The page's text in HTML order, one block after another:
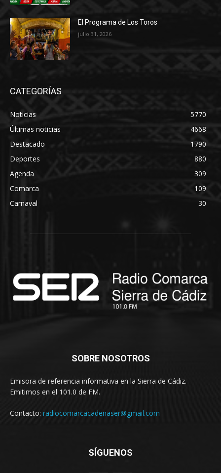
El Programa de Los Toros
julio 31, 2026
CATEGORÍAS
Noticias
5770
Últimas noticias
4668
Destacado
1790
Deportes
880
Agenda
309
Comarca
109
Carnaval
30
SOBRE NOSOTROS
Emisora de referencia informativa en la Sierra de Cádiz.
Emitimos en el 101.0 de FM.
Contacto: radiocomarcacadenaser@gmail.com
SÍGUENOS